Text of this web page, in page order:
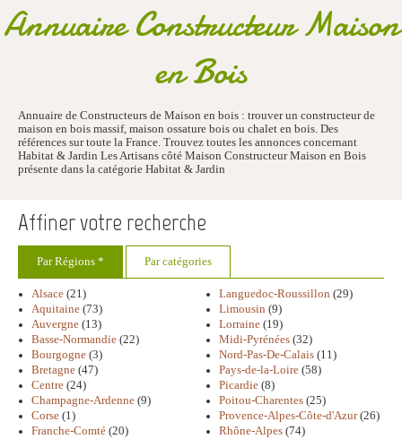
Annuaire Constructeur Maison
en Bois
Annuaire de Constructeurs de Maison en bois : trouver un constructeur de
maison en bois massif, maison ossature bois ou chalet en bois. Des
références sur toute la France. Trouvez toutes les annonces concernant
Habitat & Jardin Les Artisans côté Maison Constructeur Maison en Bois
présente dans la catégorie Habitat & Jardin
Affiner votre recherche
Par Régions * Par catégories
Alsace (21)
Aquitaine (73)
Auvergne (13)
Basse-Normandie (22)
Bourgogne (3)
Bretagne (47)
Centre (24)
Champagne-Ardenne (9)
Corse (1)
Franche-Comté (20)
Languedoc-Roussillon (29)
Limousin (9)
Lorraine (19)
Midi-Pyrénées (32)
Nord-Pas-De-Calais (11)
Pays-de-la-Loire (58)
Picardie (8)
Poitou-Charentes (25)
Provence-Alpes-Côte-d'Azur(26)
Rhône-Alpes (74)